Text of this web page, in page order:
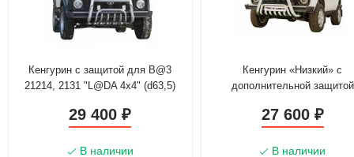
Кенгурин с защитой для B@3
21214, 2131 "L@DA 4х4" (d63,5)
29 400₽
В наличии
Кенгурин «Низкий» c
дополнительной защитой
"L@DA 4х4" (d63,5)
27 600 ₽
В наличии